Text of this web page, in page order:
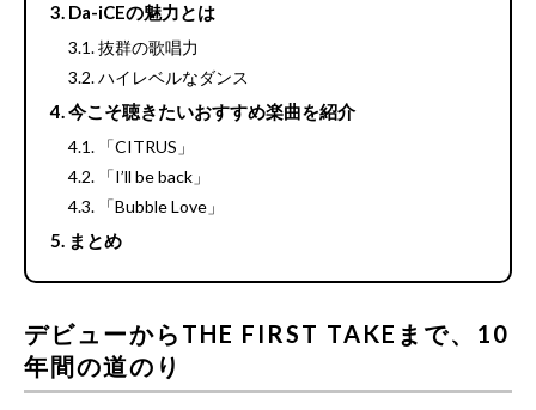
Da-iCEの魅力とは
抜群の歌唱力
ハイレベルなダンス
今こそ聴きたいおすすめ楽曲を紹介
「CITRUS」
「I’ll be back」
「Bubble Love」
まとめ
デビューからTHE FIRST TAKEまで、10
年間の道のり